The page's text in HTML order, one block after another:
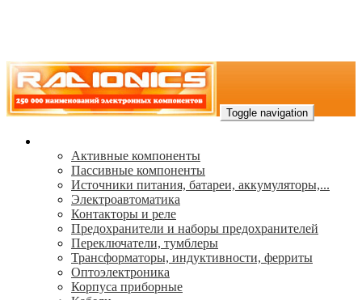
Toggle navigation
Активные компоненты
Пассивные компоненты
Источники питания, батареи, аккумуляторы,...
Электроавтоматика
Контакторы и реле
Предохранители и наборы предохранителей
Переключатели, тумблеры
Трансформаторы, индуктивности, ферриты
Oптоэлектроника
Корпуса приборные